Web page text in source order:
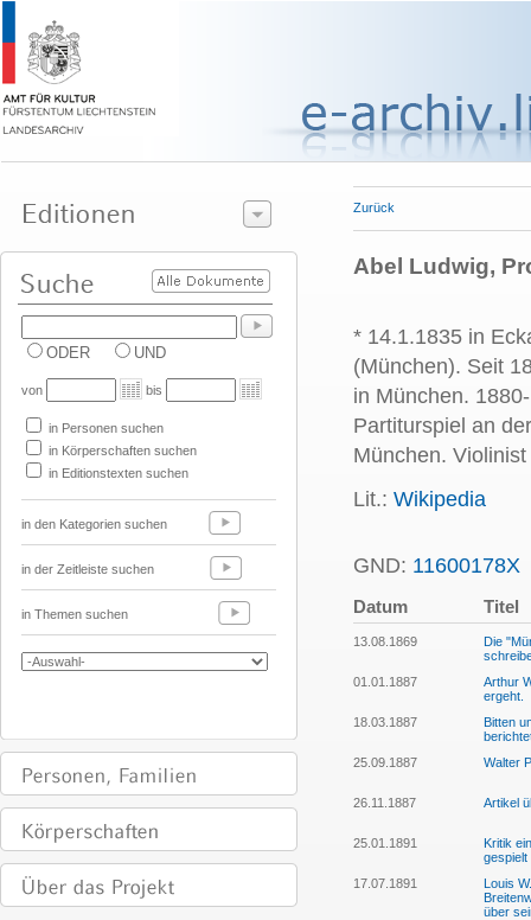
ODER UND
von bis
in Personen suchen
in Körperschaften suchen
in Editionstexten suchen
in den Kategorien suchen
in der Zeitleiste suchen
in Themen suchen
Zurück
Abel Ludwig,
* 14.1.1835 in
(München). Seit
in München.
Partiturspiel an
München.
Lit.: Wikipedia
GND: 11600178X
Datum Titel
13.08.1869
Die
01.01.1887
Arthur
ergeht.
18.03.1887
Bitten
25.09.1887
Walter
26.11.1887 Artikel
25.01.1891
Kritik
gespielt
17.07.1891
Louis
über